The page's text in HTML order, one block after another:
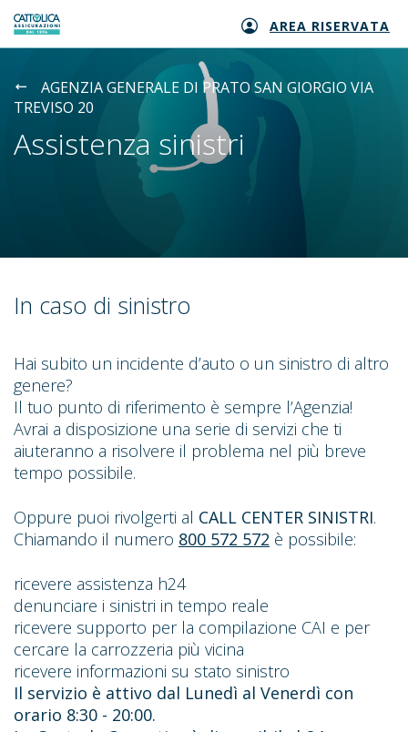
Generali logo AREA RISERVATA
AGENZIA GENERALE DI PRATO SAN GIORGIO VIA
TREVISO 20
Assistenza sinistri
In caso di sinistro
Hai subito un incidente d’auto o un sinistro di altro
genere?
Il tuo punto di riferimento è sempre l’Agenzia!
Avrai a disposizione una serie di servizi che ti
aiuteranno a risolvere il problema nel più breve
tempo possibile.
Oppure puoi rivolgerti al CALL CENTER SINISTRI.
Chiamando il numero 800 572 572 è possibile:
ricevere assistenza h24
denunciare i sinistri in tempo reale
ricevere supporto per la compilazione CAI e per
cercare la carrozzeria più vicina
ricevere informazioni su stato sinistro
Il servizio è attivo dal Lunedì al Venerdì con
orario 8:30 - 20:00.